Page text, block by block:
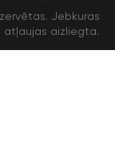
Jebkuras
atļaujas aizliegta.